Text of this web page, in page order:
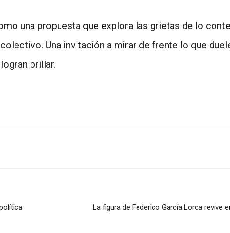
una propuesta que explora las grietas de lo
Una invitación a mirar de frente lo que
brillar.
La figura de Federico García Lorca revive